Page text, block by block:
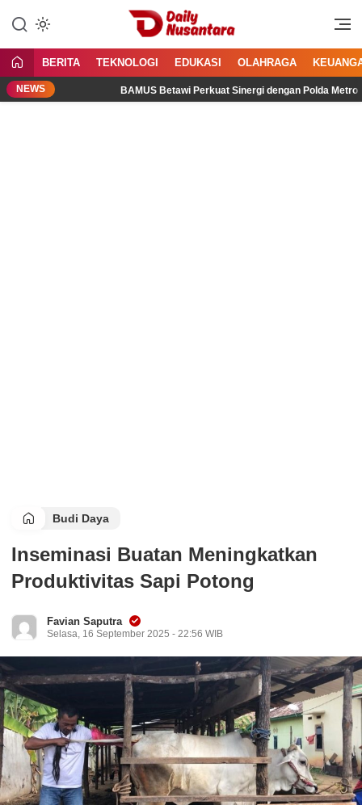
konten
Daily Nusantara
Menyajikan Fakta, Menginspirasi
BERITA TEKNOLOGI EDUKASI OLAHRAGA
NEWS BAMUS Betawi Perkuat Sinergi dengan Polda Metro
Budi Daya
Inseminasi Buatan Meningkatkan
Produktivitas Sapi Potong
Favian Saputra
Selasa, 16 September 2025 - 22:56 WIB